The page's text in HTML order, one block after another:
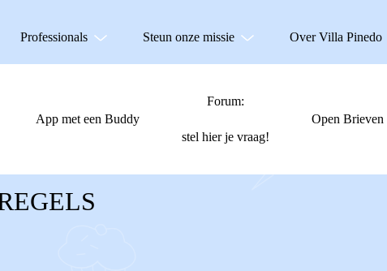
Professionals Steun onze missie Over Villa Pinedo
App met een Buddy
Forum:
stel hier je vraag!
Open Brieven